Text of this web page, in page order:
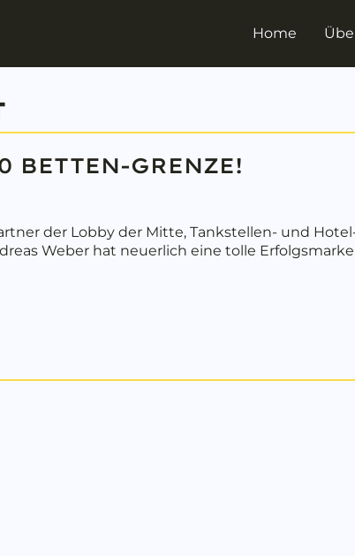
Home
BETTEN-GRENZE!
der Lobby der Mitte, Tankstellen- und
Weber hat neuerlich eine tolle Erfolgsmarke